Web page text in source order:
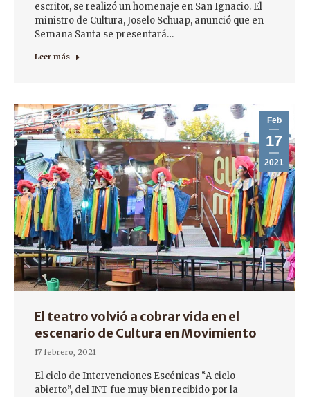
escritor, se realizó un homenaje en San Ignacio. El
ministro de Cultura, Joselo Schuap, anunció que en
Semana Santa se presentará…
Leer más
Feb
17
2021
El teatro volvió a cobrar vida en el
escenario de Cultura en Movimiento
17 febrero, 2021
El ciclo de Intervenciones Escénicas “A cielo
abierto”, del INT fue muy bien recibido por la